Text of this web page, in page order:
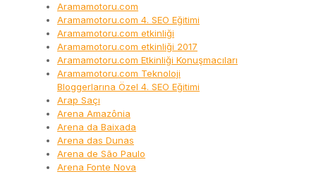
Aramamotoru.com
Aramamotoru.com 4. SEO Eğitimi
Aramamotoru.com etkinliği
Aramamotoru.com etkinliği 2017
Aramamotoru.com Etkinliği Konuşmacıları
Aramamotoru.com Teknoloji
Bloggerlarına Özel 4. SEO Eğitimi
Arap Saçı
Arena Amazônia
Arena da Baixada
Arena das Dunas
Arena de São Paulo
Arena Fonte Nova